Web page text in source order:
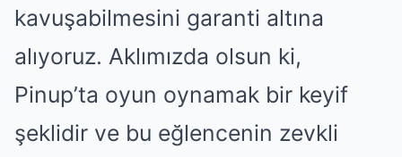
kavuşabilmesini garanti altına
alıyoruz. Aklımızda olsun ki,
Pinup’ta oyun oynamak bir keyif
şeklidir ve bu eğlencenin zevkli